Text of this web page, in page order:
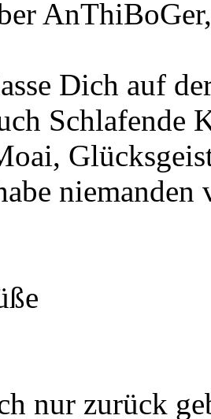
AnThiBoGer,
Dich auf
Schlafende
niemanden
nur zurück